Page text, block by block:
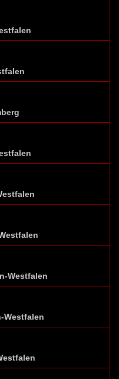
Westfalen
Westfalen